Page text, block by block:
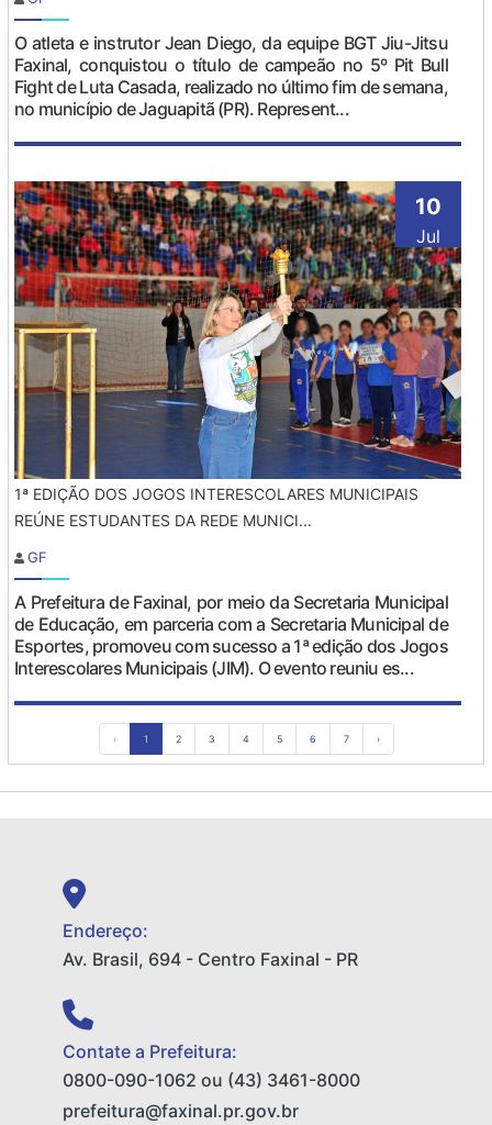
O atleta e instrutor Jean Diego, da equipe BGT Jiu-Jitsu
Faxinal, conquistou o título de campeão no 5º Pit Bull
Fight de Luta Casada, realizado no último fim de semana,
no município de Jaguapitã (PR). Represent...
10
Jul
1ª EDIÇÃO DOS JOGOS INTERESCOLARES MUNICIPAIS
REÚNE ESTUDANTES DA REDE MUNICI...
GF
A Prefeitura de Faxinal, por meio da Secretaria Municipal
de Educação, em parceria com a Secretaria Municipal de
Esportes, promoveu com sucesso a 1ª edição dos Jogos
Interescolares Municipais (JIM). O evento reuniu es...
‹ 1 2 3 4 5 6 7 ›
Endereço:
Av. Brasil, 694 - Centro Faxinal - PR
Contate a Prefeitura:
0800-090-1062 ou (43) 3461-8000
prefeitura@faxinal.pr.gov.br